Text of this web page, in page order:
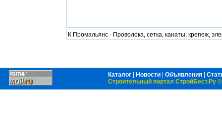
К Промальянс - Проволока, сетка, канаты, крепеж,
Каталог Новости Объявления
Строительный портал СтройБест.Ру